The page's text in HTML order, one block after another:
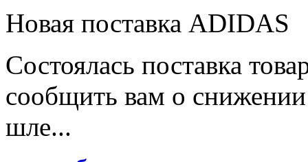
Новая поставка ADIDAS
Состоялась поставка
сообщить вам о
шле...